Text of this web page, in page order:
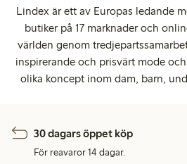
Lindex är ett av Europas ledande
butiker på 17 marknader och
världen genom
inspirerande och prisvärt mode
olika koncept inom dam, barn,
30 dagars öppet köp
För reavaror 14 dagar.